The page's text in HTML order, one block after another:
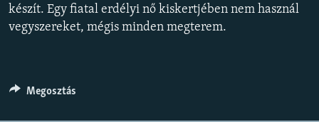
KÖVESSEN MINKET!
Auto 240p 360p
480p
készít. Egy fiatal erdélyi nő kiskertjében nem használ
vegyszereket, mégis minden megterem.
Megosztás